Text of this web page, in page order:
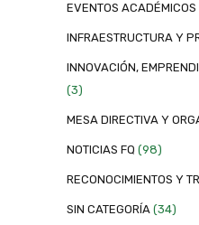
EVENTOS ACADÉMICOS
INFRAESTRUCTURA Y
INNOVACIÓN,
(3)
MESA DIRECTIVA Y
NOTICIAS FQ (98)
RECONOCIMIENTOS Y
SIN CATEGORÍA (34)